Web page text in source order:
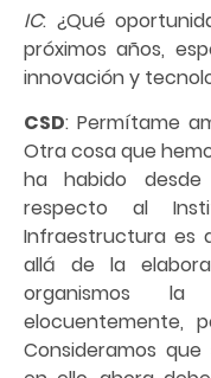
IC: ¿Qué
próximos años,
innovación y
CSD: Permítame
Otra cosa que
ha habido
respecto al
Infraestructura es
allá de la
organismos
elocuentemente,
Consideramos